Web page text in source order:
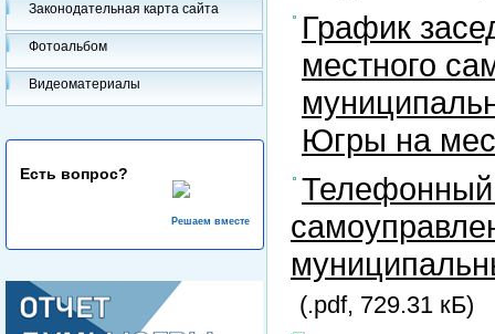
Законодательная карта сайта
Фотоальбом
Видеоматериалы
Есть вопрос?
Решаем вместе
График
местного
Югры на
Телефонный
(.pdf, 729.31 кБ)